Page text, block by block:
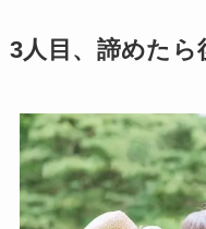
3人目、諦めたら